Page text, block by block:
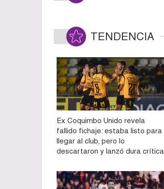
TENDENCIA
Ex Coquimbo Unido revela
fallido fichaje: estaba listo para
llegar al club, pero lo
descartaron y lanzó dura crítica